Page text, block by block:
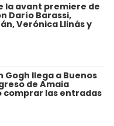
la avant premiere de
Darío Barassi,
Verónica Llinás y
Gogh llega a Buenos
de Amaia
comprar las entradas